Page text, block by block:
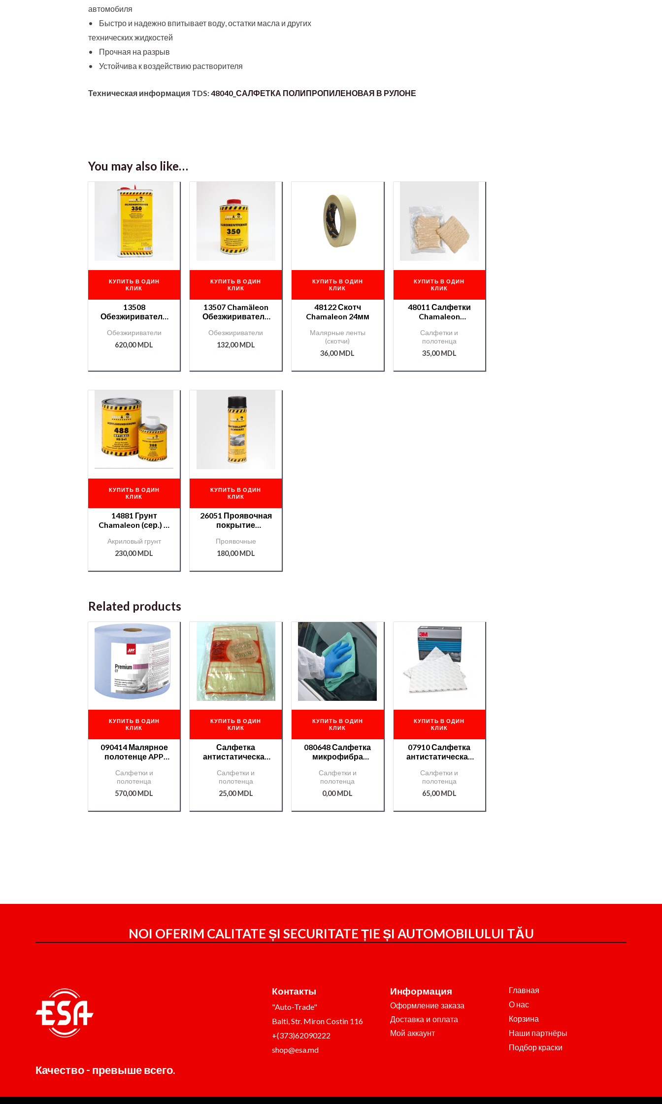
автомобиля
• Быстро и надежно впитывает воду, остатки масла и других
технических жидкостей
• Прочная на разрыв
• Устойчива к воздействию растворителя
Техническая информация TDS:48040_САЛФЕТКА ПОЛИПРОПИЛЕНОВАЯ В РУЛОНЕ
You may also like…
КУПИТЬ В ОДИН
КЛИК
13508
Обезжириватель
Обезжириватели
620,00MDL
КУПИТЬ В ОДИН
КЛИК
13507 Chamäleon
Обезжириватель
Обезжириватели
132,00MDL
КУПИТЬ В ОДИН
КЛИК
48122 Скотч
Chamaleon 24мм
Малярные ленты
(скотчи)
36,00MDL
КУПИТЬ В ОДИН
КЛИК
48011 Салфетки
Chamaleon
Салфетки и
полотенца
35,00MDL
КУПИТЬ В ОДИН
КЛИК
14881 Грунт
Chamaleon (сер.) G
Акриловый грунт
230,00MDL
КУПИТЬ В ОДИН
КЛИК
26051 Проявочная
покрытие
Chamaleon NEW
500мл.
Проявочные
180,00MDL
Related products
КУПИТЬ В ОДИН
КЛИК
090414 Малярное
полотенце APP
22х190 п.м.
Салфетки и
полотенца
570,00MDL
КУПИТЬ В ОДИН
КЛИК
Салфетка
антистатическая
(Staubfixsuper)
80*90см
/000003785/
Салфетки и
полотенца
25,00MDL
КУПИТЬ В ОДИН
КЛИК
080648 Салфетка
микрофибра
Салфетки и
полотенца
0,00MDL
КУПИТЬ В ОДИН
КЛИК
07910 Салфетка
антистатическая
Салфетки и
полотенца
65,00MDL
NOI OFERIM CALITATE ȘI SECURITATE ȚIE ȘI AUTOMOBILULUI TĂU
Качество - превыше всего.
Контакты
"Auto-Trade"
Balti, Str. Miron Costin 116
+(373)62090222
shop@esa.md
Информация
Оформление заказа
Доставка и оплата
Мой аккаунт
Главная
О нас
Корзина
Наши партнёры
Подбор краски